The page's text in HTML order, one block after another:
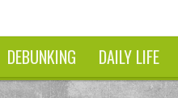
DEBUNKING DAILY LIFE